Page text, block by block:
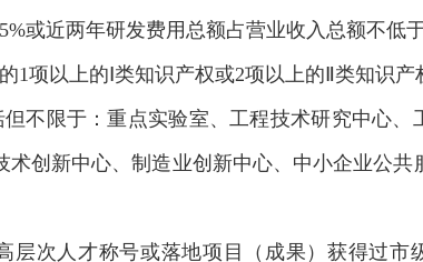
或近两年研发费用总额占营业收入总额不低于
1项以上的Ⅰ类知识产权或2项以上的Ⅱ类知识产
不限于：重点实验室、工程技术研究中心、
创新中心、制造业创新中心、中小企业公共
层次人才称号或落地项目（成果）获得过市